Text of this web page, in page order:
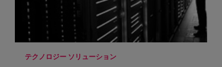
テクノロジー ソリューション